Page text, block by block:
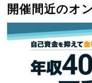
開催間近のオ